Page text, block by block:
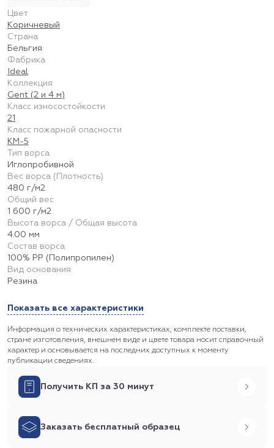
Цвет
Коричневый
Страна
Бельгия
Фабрика
Ideal
Коллекция
Gent (2 и 4 м)
Класс износостойкости
21
Класс пожарной опасности
КМ-5
Тип ворса
Иглопробивной
Вес ворса (Плотность)
480 г/м2
Общий вес
1 600 г/м2
Высота ворса / Общая высота
4.00 мм
Состав ворса
100% PP (Полипропилен)
Вид основания
Резина
Показать все характеристики
Информация о технических характеристиках, комплекте поставки,
стране изготовления, внешнем виде и цвете товара носит справочный
характер и основывается на последних доступных к моменту
публикации сведениях.
Получить КП за 30 минут
Заказать бесплатный образец